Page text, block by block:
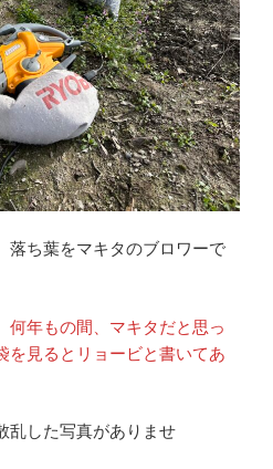
落ち葉をマキタのブロワーで
何年もの間、マキタだと思っ
を見るとリョービと書いてあ
した写真がありませ